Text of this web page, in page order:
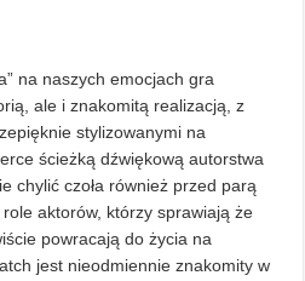
na naszych emocjach gra
ale i znakomitą realizacją, z
stylizowanymi na
ścieżką dźwiękową autorstwa
chylić czoła również przed parą
aktorów, którzy sprawiają że
powracają do życia na
jest nieodmiennie znakomity w